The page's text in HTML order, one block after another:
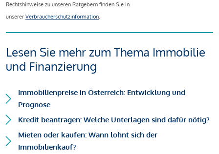
Rechtshinweise zu unseren Ratgebern finden Sie in
unserer Verbraucherschutzinformation.
Lesen Sie mehr zum Thema Immobilie
und Finanzierung
Immobilienpreise in Österreich: Entwicklung und
Prognose
Kredit beantragen: Welche Unterlagen sind dafür nötig?
Mieten oder kaufen: Wann lohnt sich der
Immobilienkauf?